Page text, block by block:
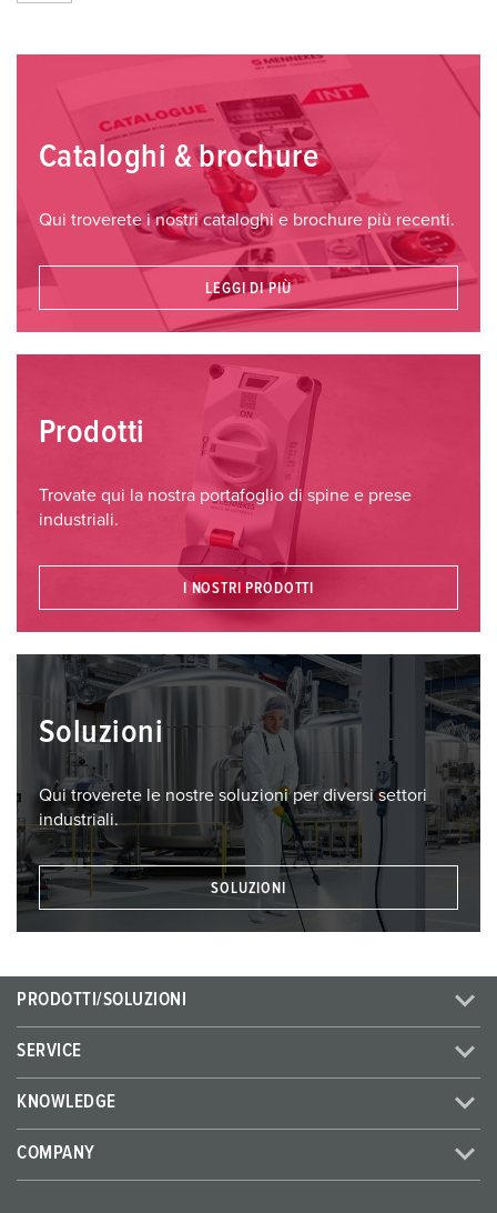
Cataloghi & brochure
Qui troverete i nostri cataloghi e brochure più recenti.
LEGGI DI PIÙ
Prodotti
Trovate qui la nostra portafoglio di spine e prese
industriali.
I NOSTRI PRODOTTI
Soluzioni
Qui troverete le nostre soluzioni per diversi settori
industriali.
SOLUZIONI
PRODOTTI/SOLUZIONI
SERVICE
KNOWLEDGE
COMPANY